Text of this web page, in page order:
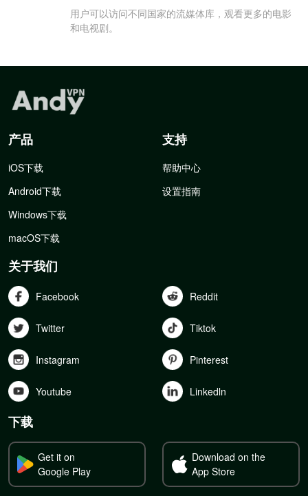
用户可以访问不同国家的流媒体库，观看更多的电影
和电视剧。
产品
iOS下载
Android下载
Windows下载
macOS下载
支持
帮助中心
设置指南
关于我们
Facebook Reddit
Twitter Tiktok
Instagram Pinterest
Youtube Linkedln
下载
Get it on
Google Play
Download on the
App Store